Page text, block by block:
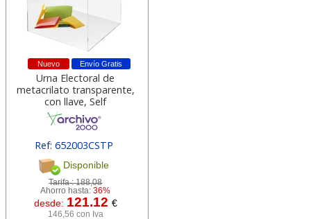
Envío Gratis
Nuevo
Urna Electoral de
metacrilato transparente,
con llave, Self
Ref: 652003CSTP
[ 150363 ]
Disponible
Tarifa :188,08
Ahorro hasta:36%
desde: 121.12 €
146,56 con Iva